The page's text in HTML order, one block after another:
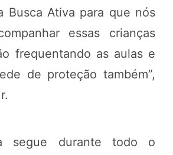
Busca Ativa para que nós
essas crianças
frequentando as aulas e
de proteção também”,
segue durante todo o